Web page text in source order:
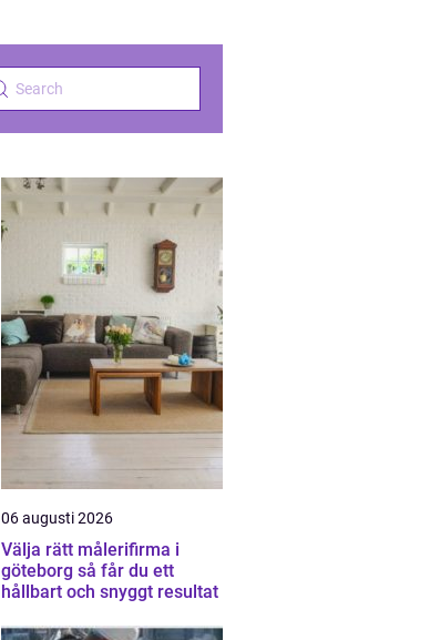
06 augusti 2026
Välja rätt målerifirma i
göteborg så får du ett
hållbart och snyggt resultat